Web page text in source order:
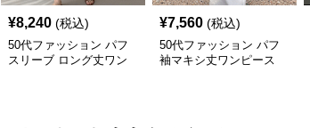
¥8,240 (税込)
50代ファッション パフ
スリーブ ロング丈ワン
¥7,560 (税込)
50代ファッション パフ
袖マキシ丈ワンピース